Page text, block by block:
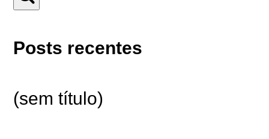
Posts recentes
(sem título)